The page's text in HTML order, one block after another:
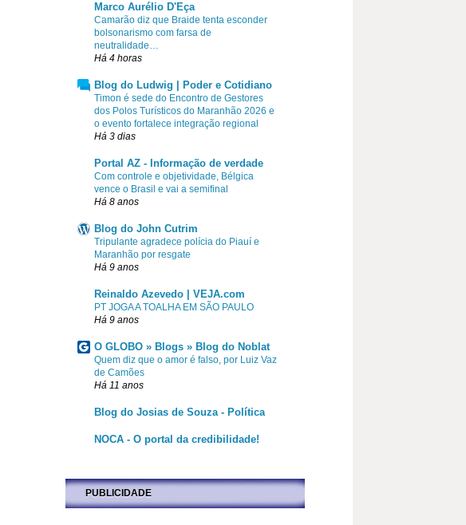
Marco Aurélio D'Eça
Camarão diz que Braide tenta esconder
bolsonarismo com farsa de
neutralidade…
Há 4 horas
Blog do Ludwig | Poder e Cotidiano
Timon é sede do Encontro de Gestores
dos Polos Turísticos do Maranhão 2026 e
o evento fortalece integração regional
Há 3 dias
Portal AZ - Informação de verdade
Com controle e objetividade, Bélgica
vence o Brasil e vai a semifinal
Há 8 anos
Blog do John Cutrim
Tripulante agradece polícia do Piauí e
Maranhão por resgate
Há 9 anos
Reinaldo Azevedo | VEJA.com
PT JOGA A TOALHA EM SÃO PAULO
Há 9 anos
O GLOBO » Blogs » Blog do Noblat
Quem diz que o amor é falso, por Luiz Vaz
de Camões
Há 11 anos
Blog do Josias de Souza - Política
NOCA - O portal da credibilidade!
PUBLICIDADE